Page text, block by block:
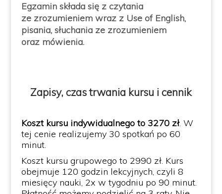
Egzamin składa się z czytania
ze zrozumieniem wraz z Use of English,
pisania, słuchania ze zrozumieniem
oraz mówienia.
Zapisy, czas trwania kursu i cennik
Koszt kursu indywidualnego to 3270 zł. W
tej cenie realizujemy 30 spotkań po 60
minut.
Koszt kursu grupowego to 2990 zł. Kurs
obejmuje 120 godzin lekcyjnych, czyli 8
miesięcy nauki, 2x w tygodniu po 90 minut.